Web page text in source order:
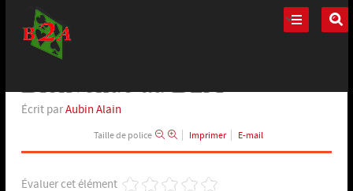
Bienvenue au B2A
Écrit parAubin Alain
Taille de police Imprimer E-mail
Évaluer cet élément